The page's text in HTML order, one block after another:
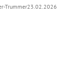
Trummer23.02.2026